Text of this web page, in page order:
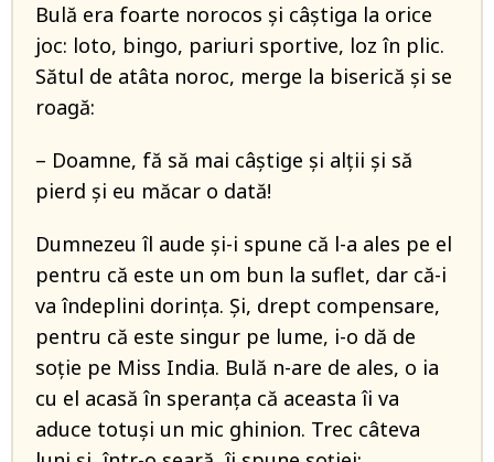
Bulă era foarte norocos şi câştiga la orice
joc: loto, bingo, pariuri sportive, loz în plic.
Sătul de atâta noroc, merge la biserică şi se
roagă:
– Doamne, fă să mai câştige şi alţii şi să
pierd şi eu măcar o dată!
Dumnezeu îl aude şi-i spune că l-a ales pe el
pentru că este un om bun la suflet, dar că-i
va îndeplini dorinţa. Și, drept compensare,
pentru că este singur pe lume, i-o dă de
soţie pe Miss India. Bulă n-are de ales, o ia
cu el acasă în speranţa că aceasta îi va
aduce totuşi un mic ghinion. Trec câteva